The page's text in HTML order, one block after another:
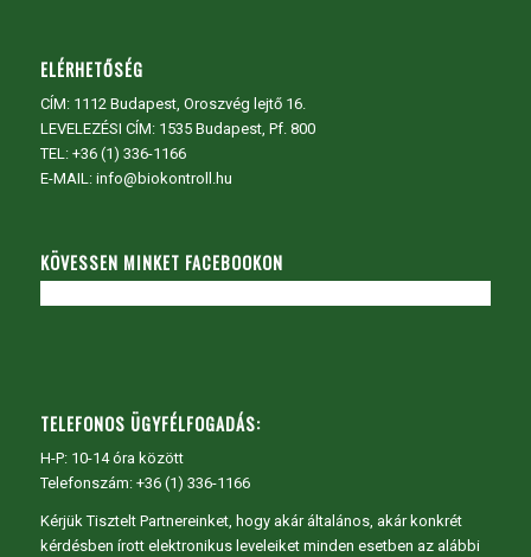
ELÉRHETŐSÉG
CÍM: 1112 Budapest, Oroszvég lejtő 16.
LEVELEZÉSI CÍM: 1535 Budapest, Pf. 800
TEL: +36 (1) 336-1166
E-MAIL: info@biokontroll.hu
KÖVESSEN MINKET FACEBOOKON
TELEFONOS ÜGYFÉLFOGADÁS:
H-P: 10-14 óra között
Telefonszám: +36 (1) 336-1166
Kérjük Tisztelt Partnereinket, hogy akár általános, akár konkrét
kérdésben írott elektronikus leveleiket minden esetben az alábbi